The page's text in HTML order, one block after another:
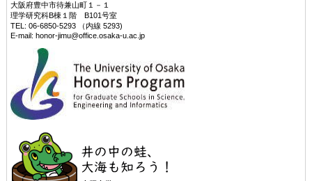
大阪府豊中市待兼山町１－１
理学研究科B棟１階 B101号室
TEL: 06-6850-5293 （内線 5293)
E-mail: honor-jimu@office.osaka-u.ac.jp